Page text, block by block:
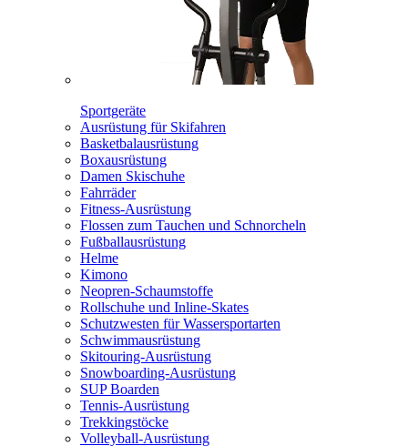
Sportgeräte
Ausrüstung für Skifahren
Basketbalausrüstung
Boxausrüstung
Damen Skischuhe
Fahrräder
Fitness-Ausrüstung
Flossen zum Tauchen und Schnorcheln
Fußballausrüstung
Helme
Kimono
Neopren-Schaumstoffe
Rollschuhe und Inline-Skates
Schutzwesten für Wassersportarten
Schwimmausrüstung
Skitouring-Ausrüstung
Snowboarding-Ausrüstung
SUP Boarden
Tennis-Ausrüstung
Trekkingstöcke
Volleyball-Ausrüstung